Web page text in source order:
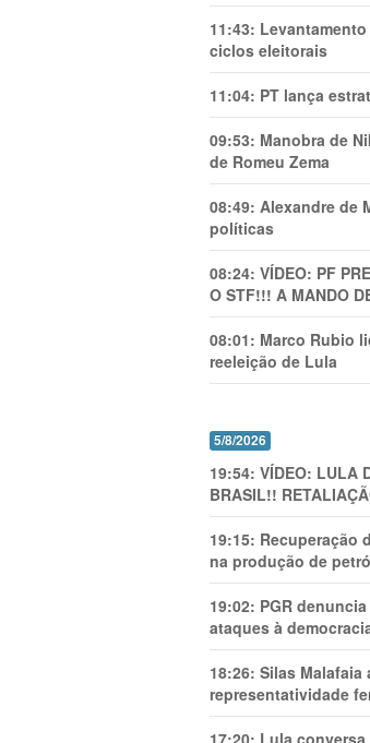
11:43:
ciclos eleitorais
11:04: PT lança
09:53: Manobra de
de Romeu Zema
08:49: Alexandre de
políticas
08:24: VÍDEO: PF
O STF!!! A MANDO
08:01: Marco Rubio
reeleição de Lula
5/8/2026
19:54: VÍDEO: LULA
BRASIL!!
19:15: Recuperação
na produção de
19:02: PGR
ataques à
18:26: Silas Malafaia
representatividade
17:20: Lula